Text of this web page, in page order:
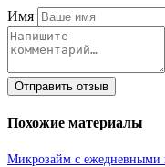
Имя
Отправить отзыв
Похожие материалы
Микрозайм с ежедневными